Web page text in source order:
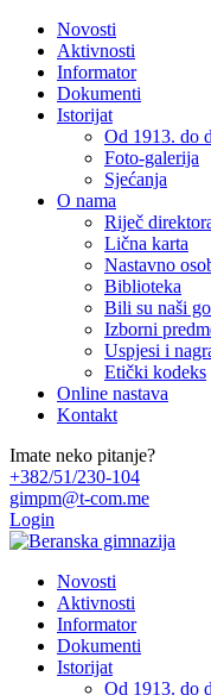
Novosti
Aktivnosti
Informator
Dokumenti
Istorijat
Od 1913. do
Foto-galerija
Sjećanja
O nama
Riječ
Lična karta
Nastavno
Biblioteka
Bili su naši
Izborni
Uspjesi i
Etički kodeks
Online nastava
Kontakt
Imate neko pitanje?
+382/51/230-104
gimpm@t-com.me
Login
Novosti
Aktivnosti
Informator
Dokumenti
Istorijat
Od 1913. do